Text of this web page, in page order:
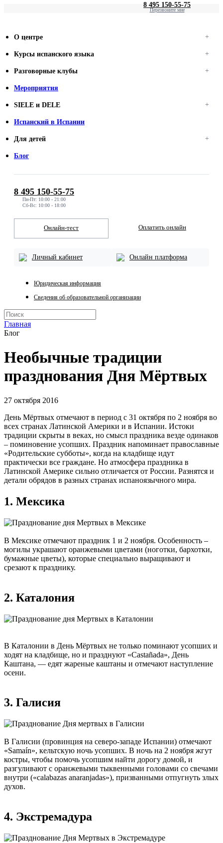
8 495 150-55-75
Перезвоните мне
О центре
Курсы испанского языка
Разговорные клубы
Мероприятия
SIELE и DELE
Испанский в Испании
Для детей
Блог
8 495 150-55-75
Пн-Пт: 10:00 - 21:00
Сб-Вс: 10:00 - 18:00
Онлайн-тест Оплатить онлайн
Личный кабинет Онлайн платформа
Юридическая информация
Сведения об образовательной организации
Главная
Блог
Необычные традиции
празднования Дня Мёртвых
27 октября 2016
День Мёртвых отмечают в период с 31 октября по 2 ноября во
всех странах Латинской Америки и в Испании. Истоки
традиции скрыты в веках, но смысл праздника везде одинаков
– поминовение усопших. Праздник напоминает православные
«Родительские субботы», когда на кладбище идут
практически все граждане. Но атмосфера праздника в
Латинской Америке сильно отличается от России. Разнятся и
детали обрядов в разных странах испаноязычного мира.
1. Мексика
В Мексике отмечают праздник 1 и 2 ноября. Особенность –
могилы украшают оранжевыми цветами (ноготки, бархотки,
бумажные цветы), которые специально выращивают и
срезают к празднику.
2. Каталония
В Каталонии в День Мёртвых не только поминают усопших и
ходят на кладбище, но и празднуют «Castañada», День
Каштана, — едят жареные каштаны и отмечают наступление
осени.
3. Галисия
В Галисии (провинция на северо-западе Испании) отмечают
«Samaín», кельтскую ночь усопших. В ночь на 2 ноября жгут
костры, чтобы помочь усопшим найти дорогу домой, и
разгуливают с оранжевыми тыквенными головами со свечами
внутри («calabazas anaranjadas»), призванными отпугнуть злых
духов.
4. Экстремадура